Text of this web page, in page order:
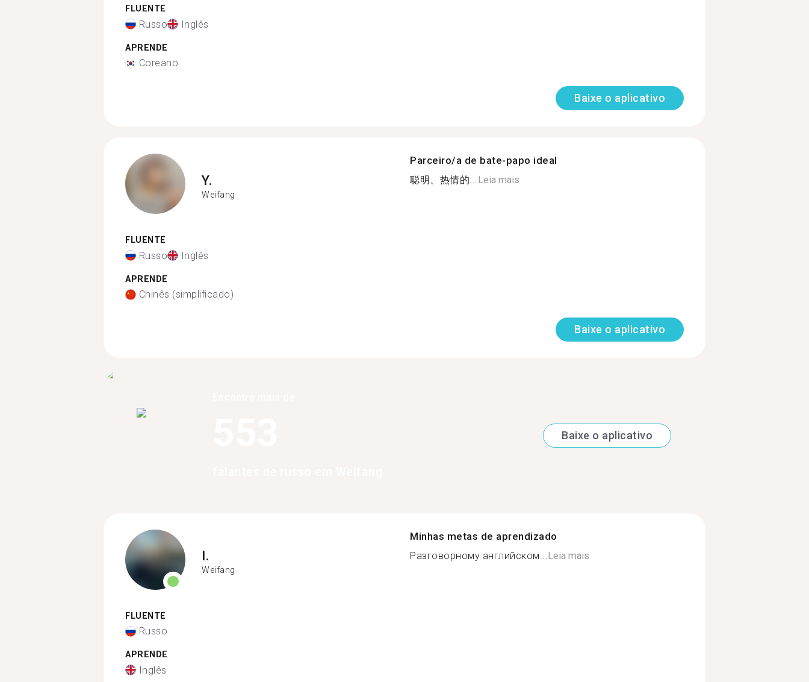
FLUENTE
Russo Inglês
APRENDE
Coreano
Baixe o aplicativo
Y.
Weifang
FLUENTE
Russo Inglês
APRENDE
Chinês (simplificado)
Parceiro/a de bate-papo ideal
聪明、热情的...Leia mais
Baixe o aplicativo
Baixe o aplicativo
I.
Weifang
FLUENTE
Russo
APRENDE
Inglês
Minhas metas de aprendizado
Разговорному английском... Leia mais